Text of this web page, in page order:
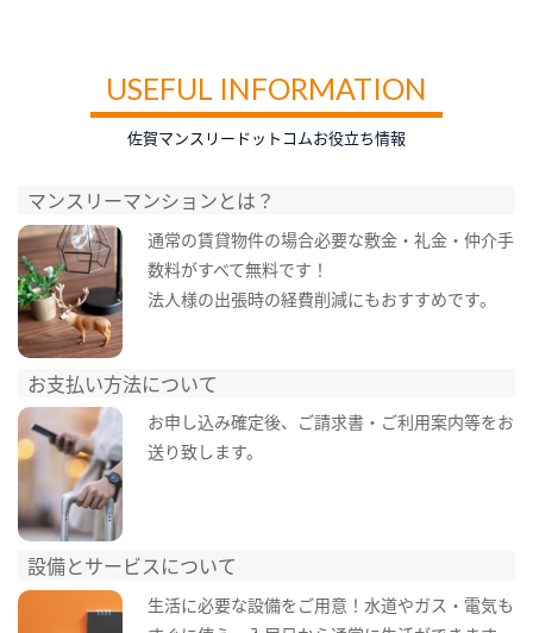
USEFUL INFORMATION
佐賀マンスリードットコムお役立ち情報
マンスリーマンションとは？
通常の賃貸物件の場合必要な敷金・礼金・仲介手
数料がすべて無料です！
法人様の出張時の経費削減にもおすすめです。
お支払い方法について
お申し込み確定後、ご請求書・ご利用案内等をお
送り致します。
設備とサービスについて
生活に必要な設備をご用意！水道やガス・電気も